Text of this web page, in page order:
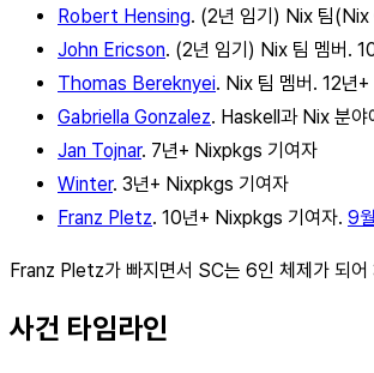
Robert Hensing. (2년 임기) Nix 팀(Nix
John Ericson. (2년 임기) Nix 팀 멤버.
Thomas Bereknyei. Nix 팀 멤버. 12년+
Gabriella Gonzalez. Haskell과 Nix 분야
Jan Tojnar. 7년+ Nixpkgs 기여자
Winter. 3년+ Nixpkgs 기여자
Franz Pletz. 10년+ Nixpkgs 기여자. 9
Franz Pletz가 빠지면서 SC는 6인 체제가 되어
사건 타임라인